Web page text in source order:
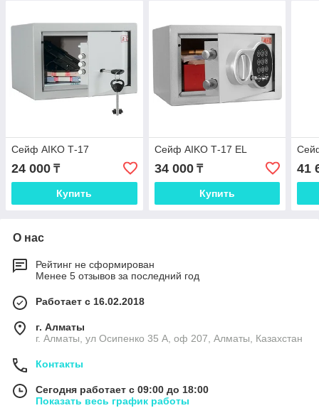
Сейф AIKO Т-17
24 000 ₸
Купить
Сейф AIKO Т-17 EL
34 000₸
Купить
41
О нас
Рейтинг не сформирован
Менее 5 отзывов за последний год
Работает с 16.02.2018
г. Алматы
г. Алматы, ул Осипенко 35 А, оф 207, Алматы, Казахстан
Контакты
Сегодня работает с 09:00 до 18:00
Показать весь график работы